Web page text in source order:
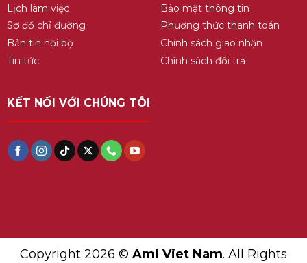
Lịch làm việc
Sơ đồ chỉ đường
Bản tin nội bộ
Tin tức
Bảo mật thông tin
Phương thức thanh toán
Chính sách giao nhận
Chính sách đổi trả
KẾT NỐI VỚI CHÚNG TÔI
Copyright 2026 © Ami Viet Nam. All Rights